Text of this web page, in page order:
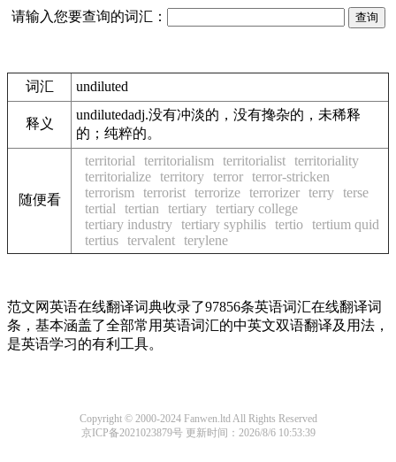
请输入您要查询的词汇：
词汇 undiluted
释义
undilutedadj.没有冲淡的，没有搀杂的，未稀释
的；纯粹的。
随便看
territorial territorialism territorialist territoriality
territorialize territory terror terror-stricken
terrorism
terrorist terrorize terrorizer terry terse
tertial
tertian tertiary tertiary college
tertiary industry tertiary syphilis tertio tertium quid
tertius tervalent terylene
范文网英语在线翻译词典收录了97856条英语词汇在线翻译词
条，基本涵盖了全部常用英语词汇的中英文双语翻译及用法，
是英语学习的有利工具。
Copyright © 2000-2024 Fanwen.ltd All Rights Reserved
京ICP备2021023879号更新时间：2026/8/6 10:53:39